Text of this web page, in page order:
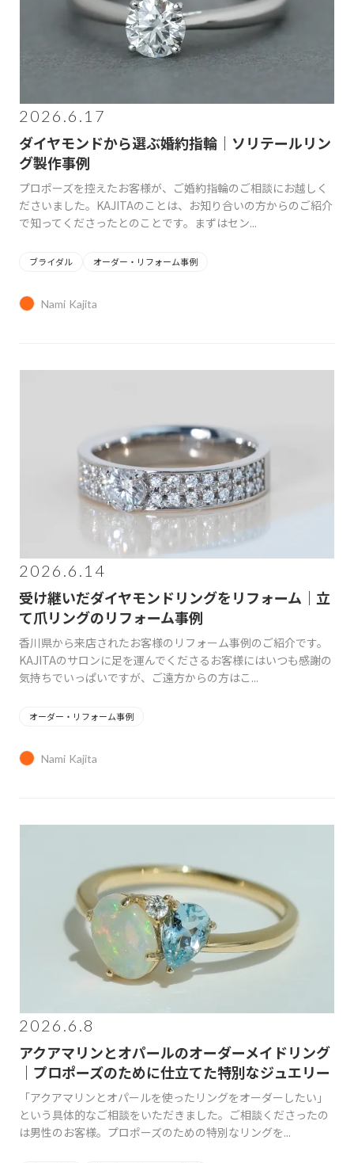
2026.6.17
ダイヤモンドから選ぶ婚約指輪｜ソリテールリン
グ製作事例
プロポーズを控えたお客様が、ご婚約指輪のご相談にお越しく
ださいました。KAJITAのことは、お知り合いの方からのご紹介
で知ってくださったとのことです。まずはセン...
ブライダル オーダー・リフォーム事例
Nami Kajita
2026.6.14
受け継いだダイヤモンドリングをリフォーム｜立
て爪リングのリフォーム事例
香川県から来店されたお客様のリフォーム事例のご紹介です。
KAJITAのサロンに足を運んでくださるお客様にはいつも感謝の
気持ちでいっぱいですが、ご遠方からの方はこ...
オーダー・リフォーム事例
Nami Kajita
2026.6.8
アクアマリンとオパールのオーダーメイドリング
｜プロポーズのために仕立てた特別なジュエリー
「アクアマリンとオパールを使ったリングをオーダーしたい」
という具体的なご相談をいただきました。ご相談くださったの
は男性のお客様。プロポーズのための特別なリングを...